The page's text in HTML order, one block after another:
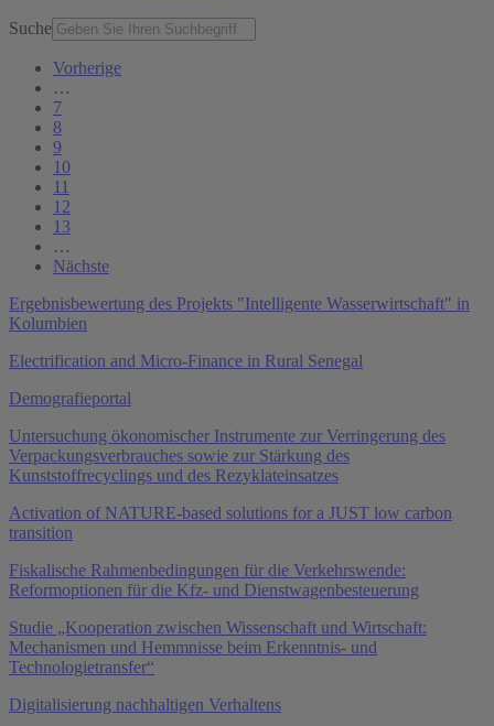
Suche
Vorherige
…
7
8
9
10
11
12
13
…
Nächste
Ergebnisbewertung des Projekts "Intelligente Wasserwirtschaft" in
Kolumbien
Electrification and Micro-Finance in Rural Senegal
Demografieportal
Untersuchung ökonomischer Instrumente zur Verringerung des
Verpackungsverbrauches sowie zur Stärkung des
Kunststoffrecyclings und des Rezyklateinsatzes
Activation of NATURE-based solutions for a JUST low carbon
transition
Fiskalische Rahmenbedingungen für die Verkehrswende:
Reformoptionen für die Kfz- und Dienstwagenbesteuerung
Studie „Kooperation zwischen Wissenschaft und Wirtschaft:
Mechanismen und Hemmnisse beim Erkenntnis- und
Technologietransfer“
Digitalisierung nachhaltigen Verhaltens